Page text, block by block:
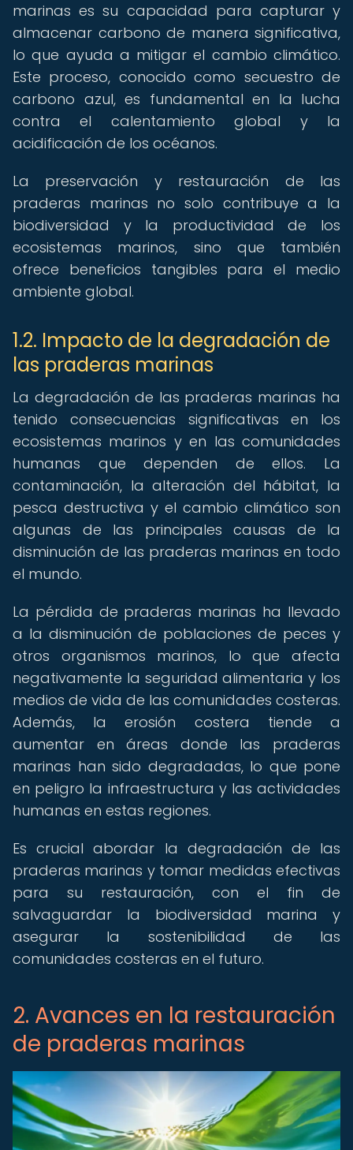
marinas es su capacidad para capturar y
almacenar carbono de manera significativa,
lo que ayuda a mitigar el cambio climático.
Este proceso, conocido como secuestro de
carbono azul, es fundamental en la lucha
contra el calentamiento global y la
acidificación de los océanos.
La preservación y restauración de las
praderas marinas no solo contribuye a la
biodiversidad y la productividad de los
ecosistemas marinos, sino que también
ofrece beneficios tangibles para el medio
ambiente global.
1.2. Impacto de la degradación de
las praderas marinas
La degradación de las praderas marinas ha
tenido consecuencias significativas en los
ecosistemas marinos y en las comunidades
humanas que dependen de ellos. La
contaminación, la alteración del hábitat, la
pesca destructiva y el cambio climático son
algunas de las principales causas de la
disminución de las praderas marinas en todo
el mundo.
La pérdida de praderas marinas ha llevado
a la disminución de poblaciones de peces y
otros organismos marinos, lo que afecta
negativamente la seguridad alimentaria y los
medios de vida de las comunidades costeras.
Además, la erosión costera tiende a
aumentar en áreas donde las praderas
marinas han sido degradadas, lo que pone
en peligro la infraestructura y las actividades
humanas en estas regiones.
Es crucial abordar la degradación de las
praderas marinas y tomar medidas efectivas
para su restauración, con el fin de
salvaguardar la biodiversidad marina y
asegurar la sostenibilidad de las
comunidades costeras en el futuro.
2. Avances en la restauración
de praderas marinas